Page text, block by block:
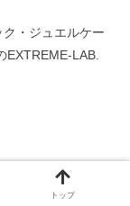
・ジュエルケー
EXTREME-LAB.
トップ